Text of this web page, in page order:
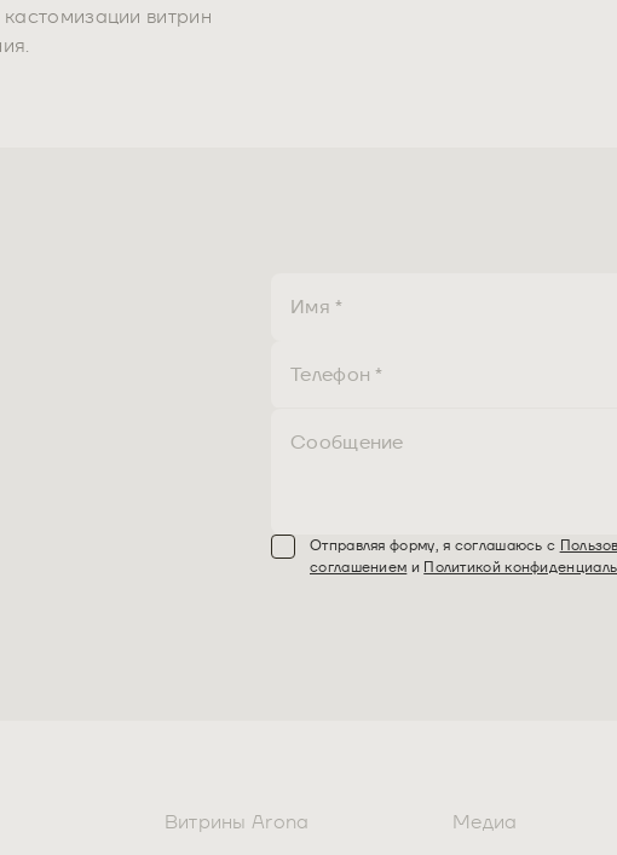
витрин
Отправляя форму, я соглашаюсь с
соглашением и Политикой
Витрины Arona Медиа